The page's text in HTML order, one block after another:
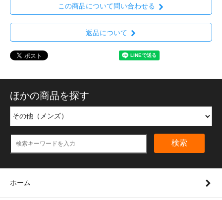
この商品について問い合わせる
返品について
ほかの商品を探す
検索
ホーム